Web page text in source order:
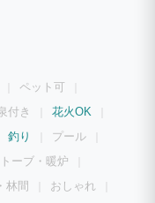
／Wi-Fi 部屋名「キャディラ
畳式椅子）等ご自由にご利用
ットに水を入れて野外に置い
分 ーーーーー ■チェックイン
。 ・電子キーの暗証番号 電
ペット可
付き
花火OK
釣り
プール
ーブ・暖炉
林間
おしゃれ